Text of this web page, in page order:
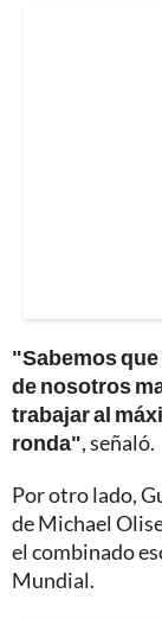
"Sabemos
de nosotros
trabajar al
ronda", señaló.
Por otro lado,
de Michael
el combinado
Mundial.